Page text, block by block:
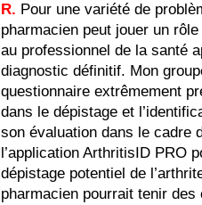
R. Pour une variété de
pharmacien peut jouer un
au professionnel de la santé
diagnostic définitif. Mon
questionnaire extrêmement
dans le dépistage et
son évaluation dans le cadre
l’application ArthritisID PRO
dépistage potentiel de
pharmacien pourrait tenir